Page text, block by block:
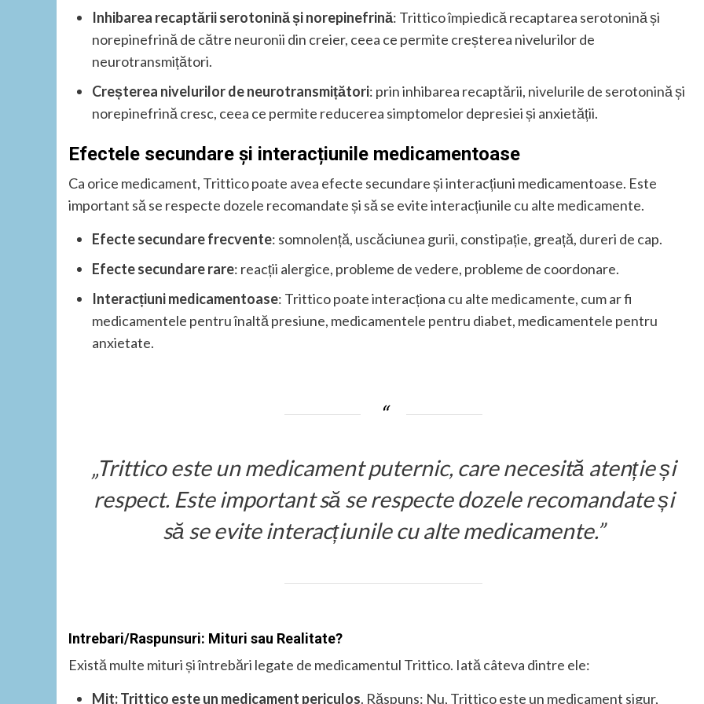
Inhibarea recaptării serotonină și norepinefrină: Trittico împiedică recaptarea serotonină și
norepinefrină de către neuronii din creier, ceea ce permite creșterea nivelurilor de
neurotransmițători.
Creșterea nivelurilor de neurotransmițători: prin inhibarea recaptării, nivelurile de serotonină și
norepinefrină cresc, ceea ce permite reducerea simptomelor depresiei și anxietății.
Efectele secundare și interacțiunile medicamentoase
Ca orice medicament, Trittico poate avea efecte secundare și interacțiuni medicamentoase. Este
important să se respecte dozele recomandate și să se evite interacțiunile cu alte medicamente.
Efecte secundare frecvente: somnolență, uscăciunea gurii, constipație, greață, dureri de cap.
Efecte secundare rare: reacții alergice, probleme de vedere, probleme de coordonare.
Interacțiuni medicamentoase: Trittico poate interacționa cu alte medicamente, cum ar fi
medicamentele pentru înaltă presiune, medicamentele pentru diabet, medicamentele pentru
anxietate.
„Trittico este un medicament puternic, care necesită atenție și
respect. Este important să se respecte dozele recomandate și
să se evite interacțiunile cu alte medicamente.”
Intrebari/Raspunsuri: Mituri sau Realitate?
Există multe mituri și întrebări legate de medicamentul Trittico. Iată câteva dintre ele:
Mit: Trittico este un medicament periculos. Răspuns: Nu, Trittico este un medicament sigur,